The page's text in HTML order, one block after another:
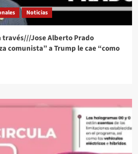
Noticias
través///Jose Alberto Prado
comunista” a Trump le cae “como